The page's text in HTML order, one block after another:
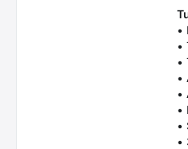
•
•
•
•
•
•
•
•